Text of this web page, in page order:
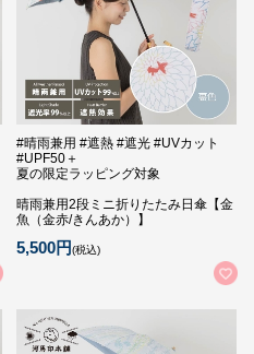
#晴雨兼用 #遮熱 #遮光 #UVカット
#UPF50＋
夏の限定ラッピング対象
晴雨兼用2段ミニ折りたたみ日傘【金
魚（金赤/きんあか）】
5,500円(税込)